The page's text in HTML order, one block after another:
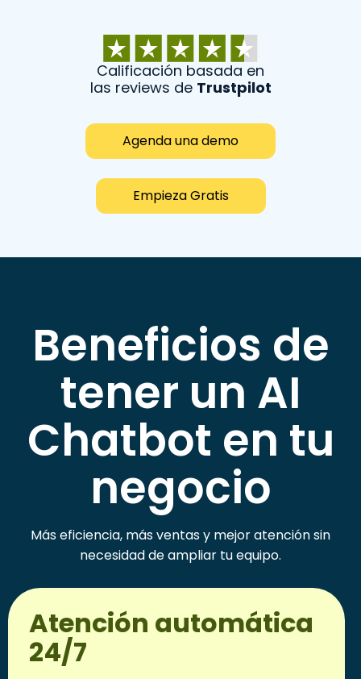
Calificación basada en
las reviews de Trustpilot
Agenda una demo
Empieza Gratis
Beneficios de
tener un AI
Chatbot en tu
negocio
Más eficiencia, más ventas y mejor atención sin
necesidad de ampliar tu equipo.
Atención automática
24/7